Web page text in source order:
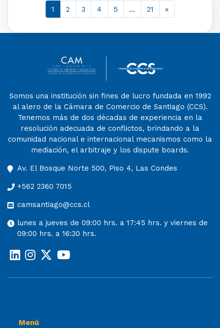
1 2 3 4 5 … 21 »
Somos una institución sin fines de lucro fundada en 1992
al alero de la Cámara de Comercio de Santiago (CCS).
Tenemos más de dos décadas de experiencia en la
resolución adecuada de conflictos, brindando a la
comunidad nacional e internacional mecanismos como la
mediación, el arbitraje y los dispute boards.
Av. El Bosque Norte 500, Piso 4, Las Condes
+562 2360 7015
camsantiago@ccs.cl
lunes a jueves de 09:00 hrs. a 17:45 hrs. y viernes de
09:00 hrs. a 16:30 hrs.
Menú